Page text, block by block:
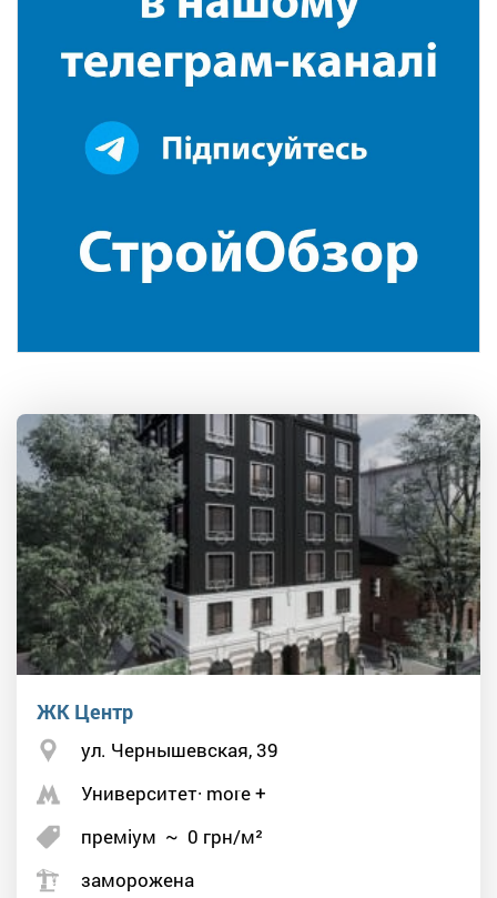
ЖК Центр
ул. Чернышевская, 39
Университет· more +
преміум ~ 0 грн/м²
заморожена